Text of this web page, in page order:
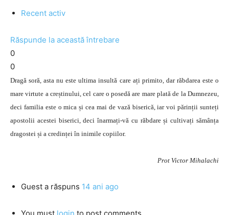
Recent activ
Răspunde la această întrebare
0
0
Dragă soră, asta nu este ultima insultă care ați primito, dar răbdarea este o
mare virtute a creștinului, cel care o posedă are mare plată de la Dumnezeu,
deci familia este o mica și cea mai de vază biserică, iar voi părinții sunteți
apostolii acestei biserici, deci înarmați-vă cu răbdare și cultivați sămânța
dragostei și a credinței în inimile copiilor.
Prot Victor Mihalachi
Guest a răspuns 14 ani ago